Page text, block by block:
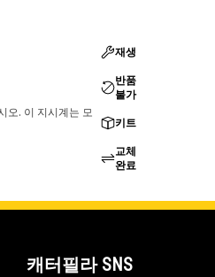
오. 이 지시계는 모
재생
반품
불가
키트
교체
완료
캐터필라 SNS